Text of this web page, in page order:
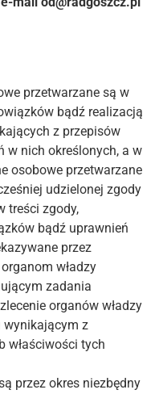
przetwarzane są w
bądź realizacją
z przepisów
w nich określonych, a w
osobowe przetwarzane
udzielonej zgody
treści zgody,
bądź uprawnień
przez
władzy
zadania
organów władzy
wynikającym z
właściwości tych
przez okres niezbędny